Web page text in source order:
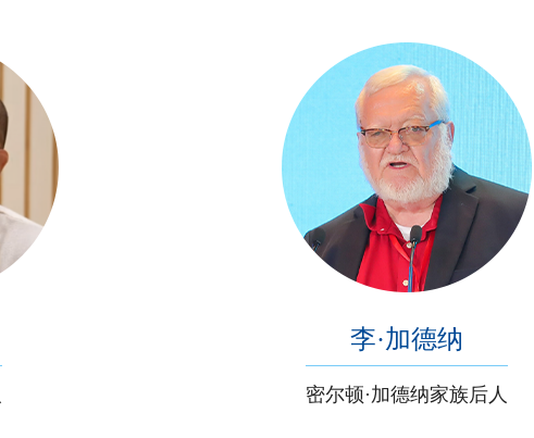
李·加德纳
密尔顿·加德纳家族后人